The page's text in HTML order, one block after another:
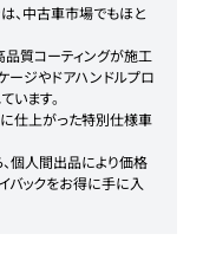
、中古車市場でもほと
品質コーティングが施工
ージやドアハンドルプロ
います。
仕上がった特別仕様車
個人間出品により価格
バックをお得に手に入